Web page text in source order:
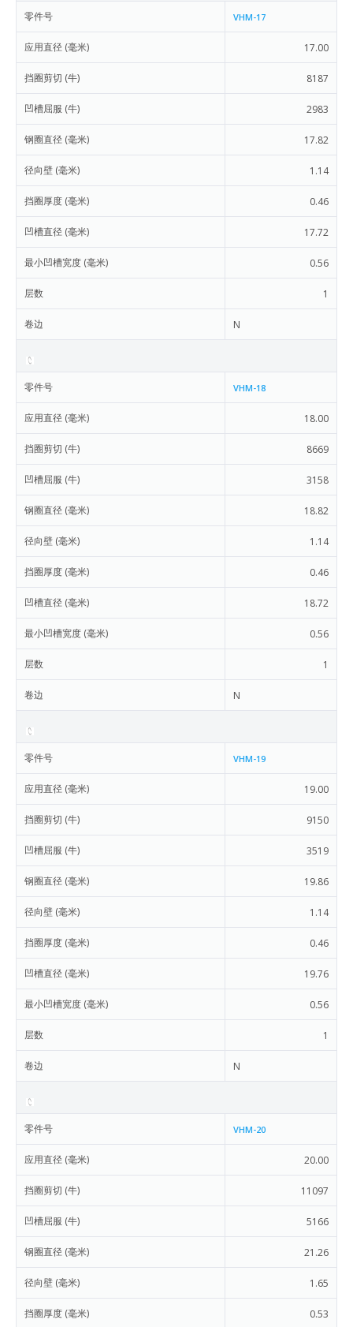
零件号 VHM-17
应用直径 (毫米) 17.00
挡圈剪切 (牛) 8187
凹槽屈服 (牛) 2983
钢圈直径 (毫米) 17.82
径向壁 (毫米) 1.14
挡圈厚度 (毫米) 0.46
凹槽直径 (毫米) 17.72
最小凹槽宽度 (毫米) 0.56
层数 1
卷边 N
零件号 VHM-18
应用直径 (毫米) 18.00
挡圈剪切 (牛) 8669
凹槽屈服 (牛) 3158
钢圈直径 (毫米) 18.82
径向壁 (毫米) 1.14
挡圈厚度 (毫米) 0.46
凹槽直径 (毫米) 18.72
最小凹槽宽度 (毫米) 0.56
层数 1
卷边 N
零件号 VHM-19
应用直径 (毫米) 19.00
挡圈剪切 (牛) 9150
凹槽屈服 (牛) 3519
钢圈直径 (毫米) 19.86
径向壁 (毫米) 1.14
挡圈厚度 (毫米) 0.46
凹槽直径 (毫米) 19.76
最小凹槽宽度 (毫米) 0.56
层数 1
卷边 N
零件号 VHM-20
应用直径 (毫米) 20.00
挡圈剪切 (牛) 11097
凹槽屈服 (牛) 5166
钢圈直径 (毫米) 21.26
径向壁 (毫米) 1.65
挡圈厚度 (毫米) 0.53